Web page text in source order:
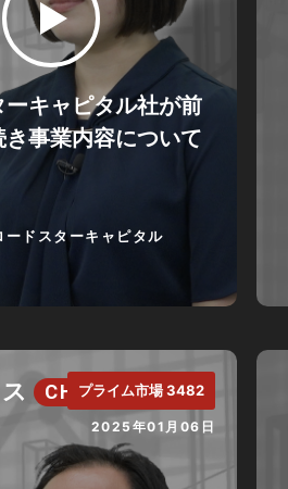
ードスターキャピタル
ーキャピタル社が前
き事業内容について
CH.プライム市場 3482
2025年01月06日